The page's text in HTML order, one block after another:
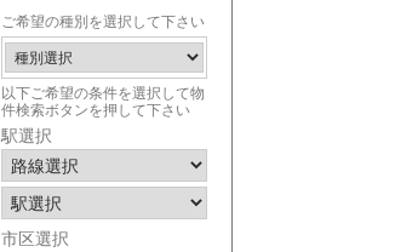
ご希望の種別を選択して下さい
以下ご希望の条件を選択して物
件検索ボタンを押して下さい
駅選択
市区選択